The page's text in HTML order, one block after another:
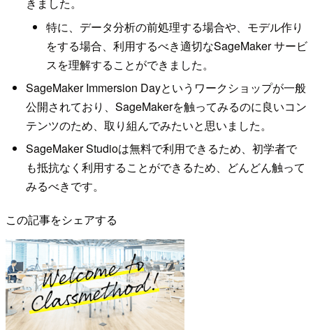
きました。
特に、データ分析の前処理する場合や、モデル作り
をする場合、利用するべき適切なSageMaker サービ
スを理解することができました。
SageMaker Immersion Dayというワークショップが一般
公開されており、SageMakerを触ってみるのに良いコン
テンツのため、取り組んでみたいと思いました。
SageMaker Studioは無料で利用できるため、初学者で
も抵抗なく利用することができるため、どんどん触って
みるべきです。
この記事をシェアする